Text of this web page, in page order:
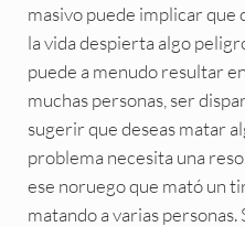
masivo puede implicar que
la vida despierta algo
puede a menudo resultar
muchas personas, ser
sugerir que deseas matar
problema necesita una
ese noruego que mató un
matando a varias